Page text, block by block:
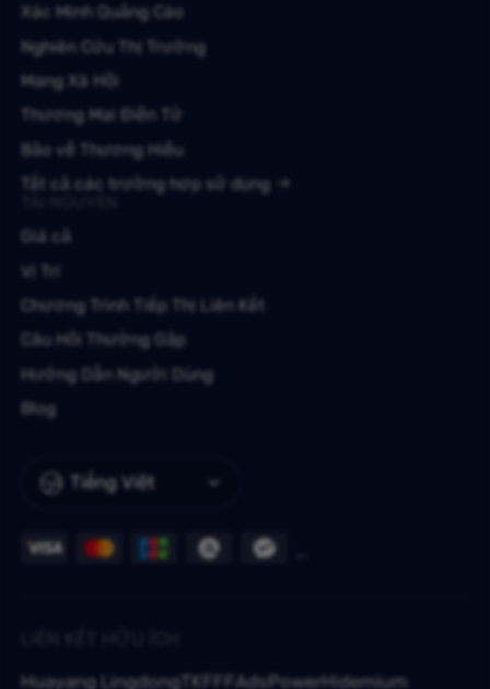
Tiếng Việt
Xác Minh Quảng Cáo
Nghiên Cứu Thị Trường
Mạng Xã Hội
Thương Mại Điện Tử
Bảo vệ Thương Hiệu
Tất cả các trường hợp sử dụng
Giá cả
Vị Trí
Chương Trình Tiếp Thị Liên Kết
Câu Hỏi Thường Gặp
Hướng Dẫn Người Dùng
Blog
Huayang Lingdong TKFFF AdsPowerHidemium